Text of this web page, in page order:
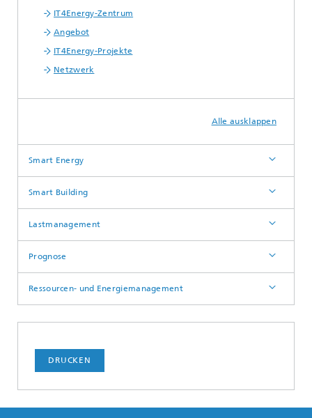
IT4Energy-Zentrum
Angebot
IT4Energy-Projekte
Netzwerk
Alle ausklappen
Smart Energy
Smart Building
Lastmanagement
Prognose
Ressourcen- und Energiemanagement
DRUCKEN